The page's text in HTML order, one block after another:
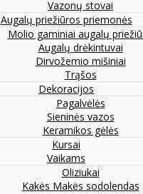
Vazonų stovai
Augalų priežiūros priemonės
Molio gaminiai augalų
Augalų drėkintuvai
Dirvožemio mišiniai
Trąšos
Dekoracijos
Pagalvėlės
Sieninės vazos
Keramikos gėlės
Kursai
Vaikams
Oliziukai
Kakės Makės sodolendas